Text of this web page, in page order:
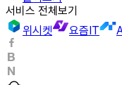
서비스 전체보기
위시켓
요즘IT